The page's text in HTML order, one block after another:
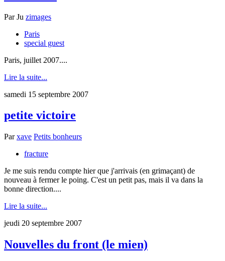
ParJu zimages
Paris
special guest
Paris, juillet 2007....
Lire la suite...
samedi 15 septembre 2007
petite victoire
Parxave Petits bonheurs
fracture
Je me suis rendu compte hier que j'arrivais (en grimaçant) de
nouveau à fermer le poing. C'est un petit pas, mais il va dans la
bonne direction....
Lire la suite...
jeudi 20 septembre 2007
Nouvelles du front (le mien)